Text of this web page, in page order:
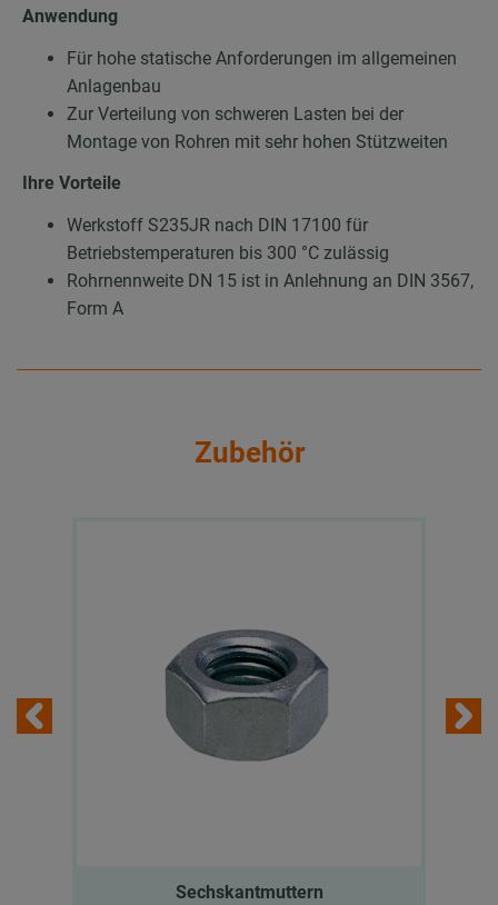
Anwendung
Für hohe statische Anforderungen im allgemeinen
Anlagenbau
Zur Verteilung von schweren Lasten bei der
Montage von Rohren mit sehr hohen Stützweiten
Ihre Vorteile
Werkstoff S235JR nach DIN 17100 für
Betriebstemperaturen bis 300 °C zulässig
Rohrnennweite DN 15 ist in Anlehnung an DIN 3567,
Form A
Zubehör
Sechskantmuttern